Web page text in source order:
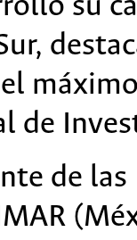
su
de
de